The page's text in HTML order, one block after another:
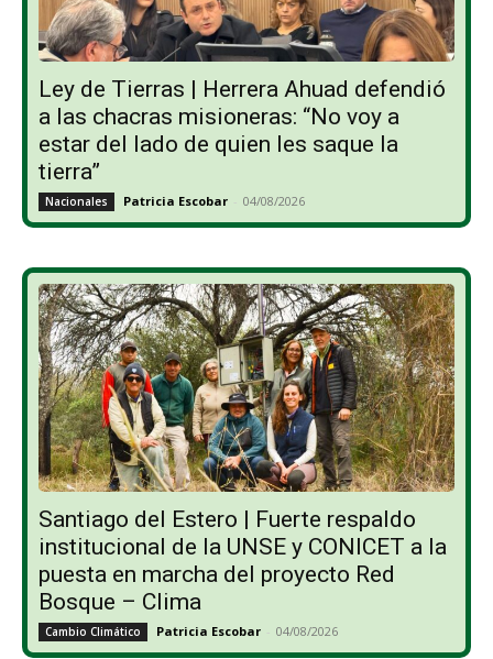
Ley de Tierras | Herrera Ahuad defendió
a las chacras misioneras: “No voy a
estar del lado de quien les saque la
tierra”
Nacionales Patricia Escobar - 04/08/2026
Santiago del Estero | Fuerte respaldo
institucional de la UNSE y CONICET a la
puesta en marcha del proyecto Red
Bosque – Clima
Cambio Climático Patricia Escobar - 04/08/2026